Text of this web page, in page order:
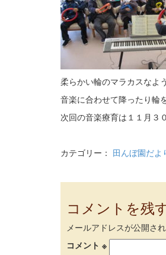
柔らかい輪のマラカスなよ
音楽に合わせて降ったり輪
次回の音楽療育は１１月３
カテゴリー： 田んぼ園だよ
コメントを残
メールアドレスが公開さ
コメント ※